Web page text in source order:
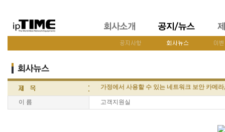
가정에서 사용할 수 있는 네트워크 보안 카메
이 름 고객지원실